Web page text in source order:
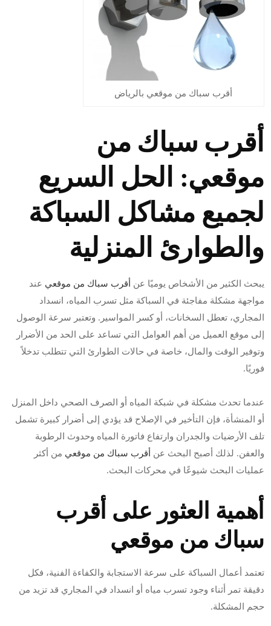
أقرب سباك من موقعي بالرياض
أقرب سباك من
موقعي: الحل السريع
لجميع مشاكل السباكة
والطوارئ المنزلية
يبحث الكثير من الأشخاص يوميًا عن أقرب سباك من موقعي عند
مواجهة مشكلة مفاجئة في السباكة مثل تسرب المياه، انسداد
المجاري، تعطل السخانات، أو كسر المواسير. وتعتبر سرعة الوصول
إلى موقع العميل من أهم العوامل التي تساعد على الحد من الأضرار
وتوفير الوقت والمال، خاصة في حالات الطوارئ التي تتطلب تدخلاً
فوريًا.
عندما تحدث مشكلة في شبكة المياه أو الصرف الصحي داخل المنزل
أو المنشأة، فإن التأخير في الإصلاح قد يؤدي إلى أضرار كبيرة تشمل
تلف الأرضيات والجدران وارتفاع فاتورة المياه وحدوث الرطوبة
والعفن. لذلك أصبح البحث عن أقرب سباك من موقعي من أكثر
عمليات البحث شيوعًا في محركات البحث.
أهمية العثور على أقرب
سباك من موقعي
تعتمد أعمال السباكة على سرعة الاستجابة والكفاءة الفنية، فكل
دقيقة تمر أثناء وجود تسرب مياه أو انسداد في المجاري قد تزيد من
حجم المشكلة.